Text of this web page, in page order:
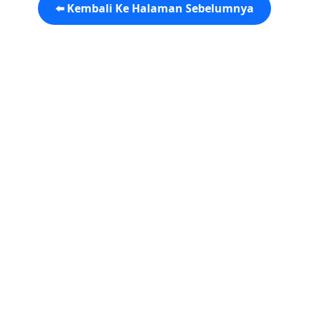
⬅️ Kembali Ke Halaman Sebelumnya